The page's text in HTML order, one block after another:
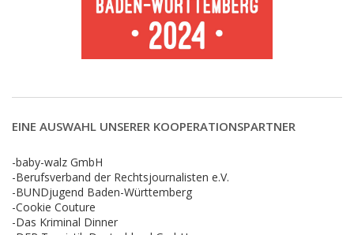
EINE AUSWAHL UNSERER KOOPERATIONSPARTNER
-baby-walz GmbH
-Berufsverband der Rechtsjournalisten e.V.
-BUNDjugend Baden-Württemberg
-Cookie Couture
-Das Kriminal Dinner